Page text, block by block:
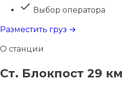
Выбор оператора
Разместить груз →
О станции
Ст. Блокпост 29 км